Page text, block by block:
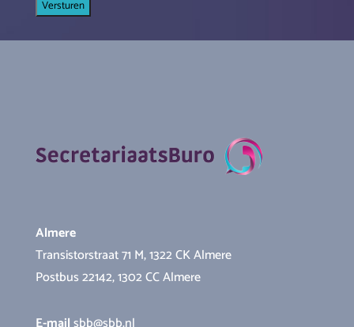
Almere
Transistorstraat 71 M, 1322 CK Almere
Postbus 22142, 1302 CC Almere